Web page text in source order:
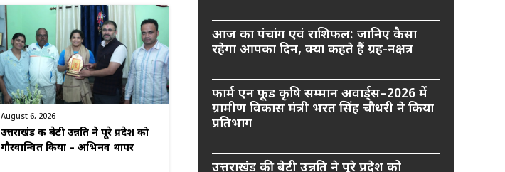
August 6, 2026
उत्तराखंड की बेटी उन्नति ने पूरे प्रदेश को
गौरवान्वित किया – अभिनव थापर
आज का पंचांग एवं राशिफल: जानिए कैसा
रहेगा आपका दिन, क्या कहते हैं ग्रह-नक्षत्र
फार्म एन फूड कृषि सम्मान अवार्ड्स–2026 में
ग्रामीण विकास मंत्री भरत सिंह चौधरी ने किया
प्रतिभाग
उत्तराखंड की बेटी उन्नति ने पूरे प्रदेश को